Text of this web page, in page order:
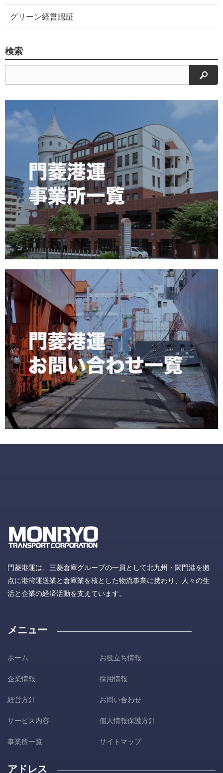
グリーン経営認証
検索
検索
門菱港運は、三菱倉庫グループの一員として北九州・関門港を拠
点に港湾運送業と倉庫業を核とした物流事業に携わり、人々の生
活と企業の経済活動を支えています。
メニュー
ホーム
企業情報
経営方針
サービス内容
事業所一覧
お役立ち情報
採用情報
お問い合わせ
個人情報保護方針
サイトマップ
アドレス